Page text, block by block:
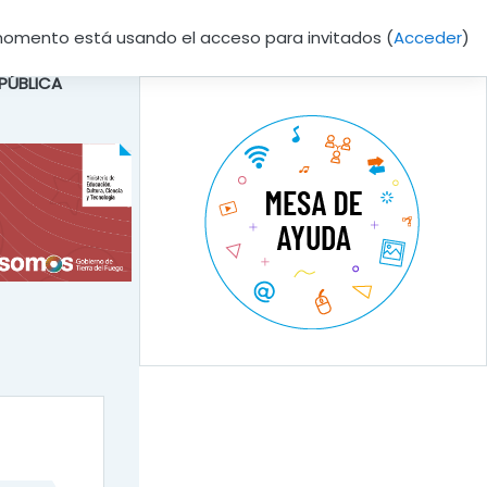
está usando el acceso para invitados (Acceder)